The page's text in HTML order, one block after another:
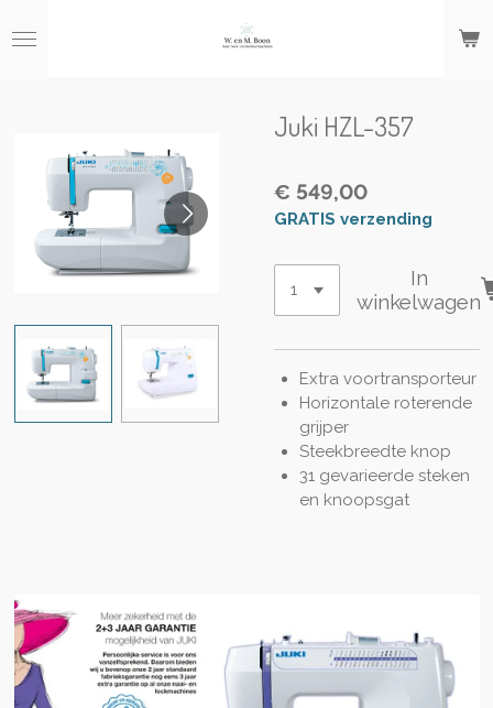
direct
Juki HZL-357
€ 549,00
GRATIS verzending
In
winkelwagen
Extra voortransporteur
Horizontale roterende
grijper
Steekbreedte knop
31 gevarieerde steken
en knoopsgat